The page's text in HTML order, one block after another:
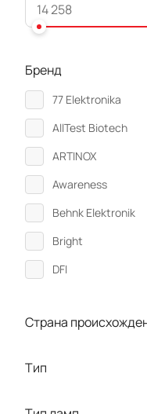
Бренд
77 Elektronika
AllTest Biotech
ARTINOX
Awareness
Behnk Elektronik
Bright
DFI
DIXION
ERBA
Страна
Тип